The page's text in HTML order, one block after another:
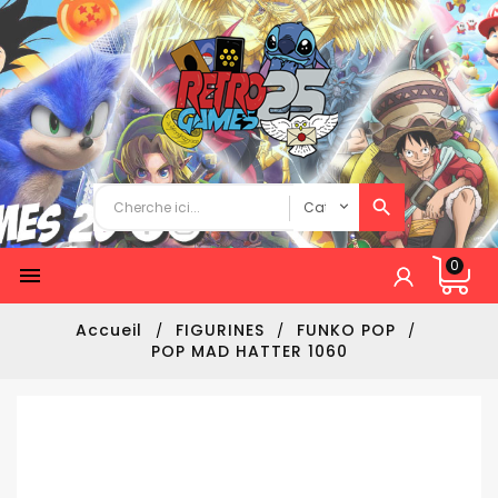
 0
Accueil FIGURINES
FUNKO POP
POP MAD HATTER 1060